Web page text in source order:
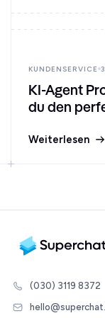
KUNDENSERVICE
KI-Agent
du den
Weiterlesen
(030) 3119 8372